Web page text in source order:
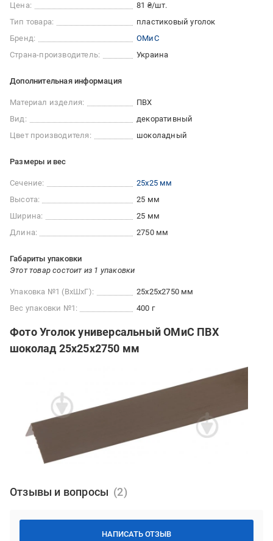
Цена:
81 ₴/шт.
Тип товара:
пластиковый уголок
Бренд:
ОМиС
Страна-производитель:
Украина
Дополнительная информация
Материал изделия:
ПВХ
Вид:
декоративный
Цвет производителя:
шоколадный
Размеры и вес
Сечение:
25x25 мм
Высота:
25 мм
Ширина:
25 мм
Длина:
2750 мм
Габариты упаковки
Этот товар состоит из 1 упаковки
Упаковка №1 (ВхШхГ):
25x25x2750 мм
Вес упаковки №1:
400 г
Фото Уголок универсальный ОМиС ПВХ
шоколад 25x25x2750 мм
Отзывы и вопросы
НАПИСАТЬ ОТЗЫВ